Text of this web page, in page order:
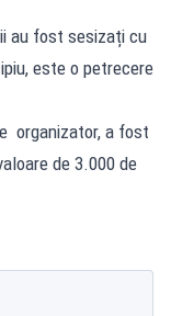
au fost sesizați cu
este o petrecere
organizator, a fost
de 3.000 de